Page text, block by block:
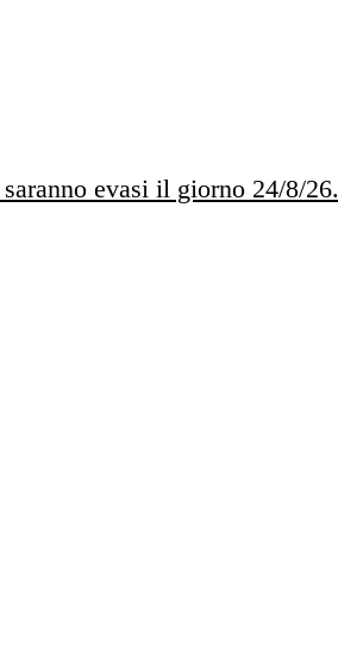
evasi il giorno 24/8/26.